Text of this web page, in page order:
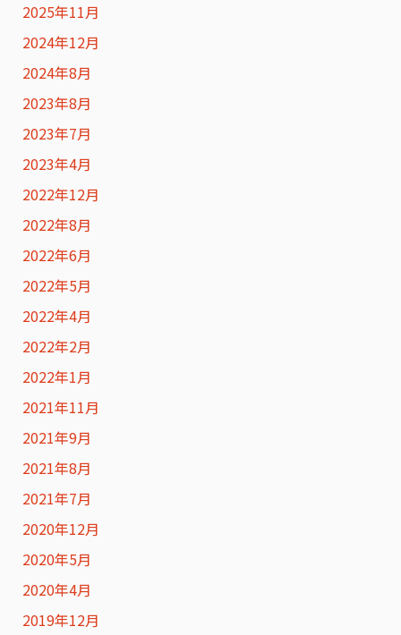
2025年11月
2024年12月
2024年8月
2023年8月
2023年7月
2023年4月
2022年12月
2022年8月
2022年6月
2022年5月
2022年4月
2022年2月
2022年1月
2021年11月
2021年9月
2021年8月
2021年7月
2020年12月
2020年5月
2020年4月
2019年12月